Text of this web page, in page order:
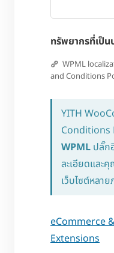
ทรัพยากรที่เป็น
WPML
and Conditions
YITH
Conditions
WPML ปลั๊ก
ละเอียดและ
เว็บไซต์หลา
eCommerce
Extensions